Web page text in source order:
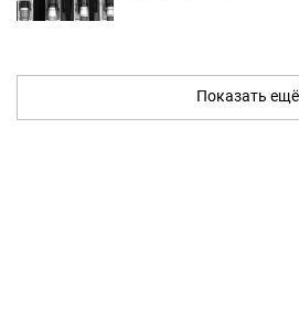
Показать ещё